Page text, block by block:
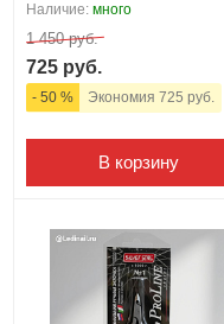
Наличие: много
1 450 руб.
725 руб.
- 50 % Экономия 725 руб.
В корзину